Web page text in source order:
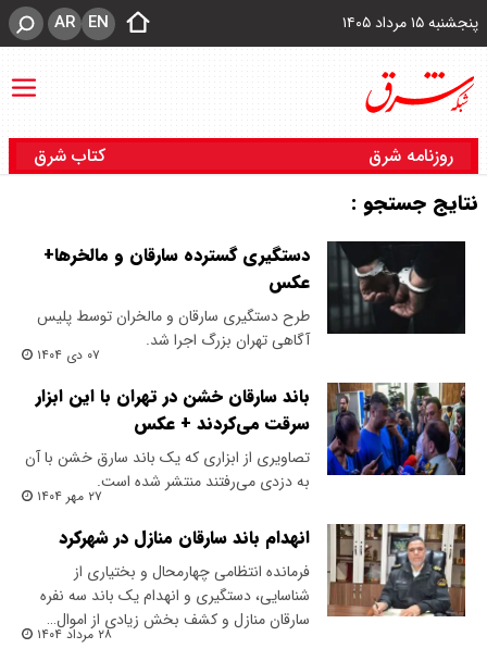
پنجشنبه ۱۵ مرداد ۱۴۰۵ EN
AR
روزنامه شرق کتاب شرق
نتایج جستجو :
دستگیری گسترده سارقان و مالخرها+
عکس
طرح دستگیری سارقان و مالخران توسط پلیس
آگاهی تهران بزرگ اجرا شد.
۰۷ دی ۱۴۰۴
باند سارقان خشن در تهران با این ابزار
سرقت می‌کردند + عکس
تصاویری از ابزاری که یک باند سارق خشن با آن
به دزدی می‌رفتند منتشر شده است.
۲۷ مهر ۱۴۰۴
انهدام باند سارقان منازل در شهرکرد
فرمانده انتظامی چهارمحال و بختیاری از
شناسایی، دستگیری و انهدام یک باند سه نفره
سارقان منازل و کشف بخش زیادی از اموال…
۲۸ مرداد ۱۴۰۴